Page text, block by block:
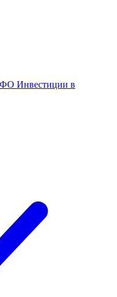
Инвестиции в